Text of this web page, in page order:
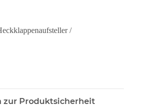
/
zur Produktsicherheit